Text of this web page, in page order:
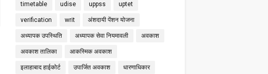
timetable udise uppss uptet
verification writ अंशदायी पेंशन योजना
अध्यापक उपस्थिति अध्यापक सेवा नियमावली अवकाश
अवकाश तालिका आकस्मिक अवकाश
इलाहाबाद हाईकोर्ट उपार्जित अवकाश धारणाधिकार